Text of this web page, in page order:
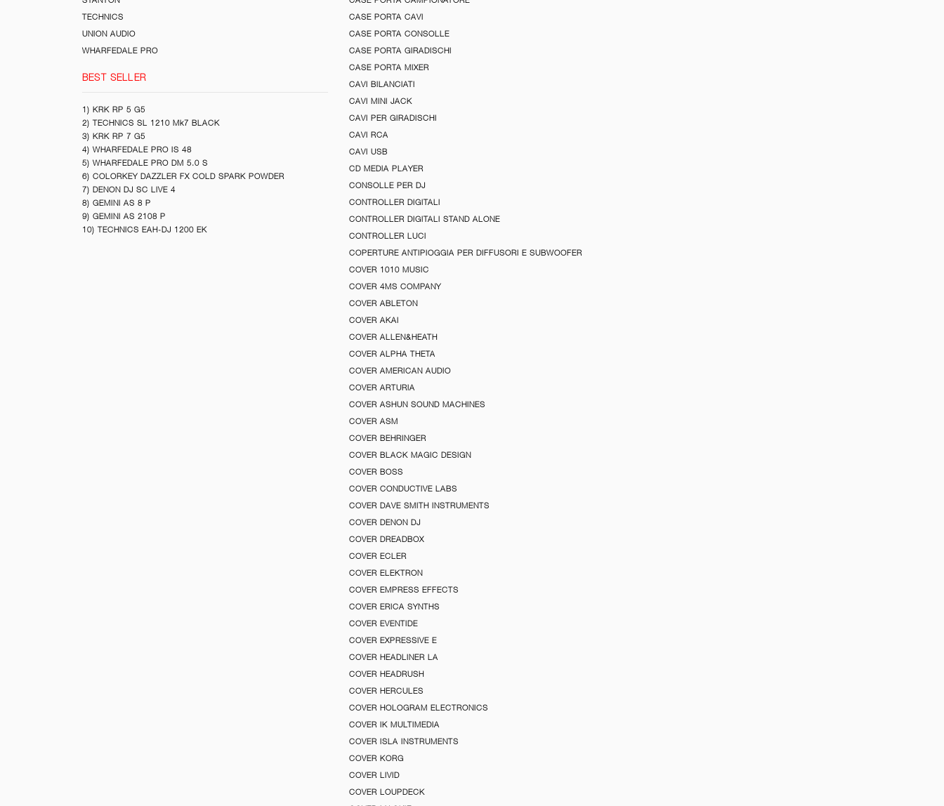
TECHNICS
UNION AUDIO
WHARFEDALE PRO
BEST SELLER
1) KRK RP 5 G5
2) TECHNICS SL 1210 Mk7 BLACK
3) KRK RP 7 G5
4) WHARFEDALE PRO IS 48
5) WHARFEDALE PRO DM 5.0 S
6) COLORKEY DAZZLER FX COLD SPARK POWDER
7) DENON DJ SC LIVE 4
8) GEMINI AS 8 P
9) GEMINI AS 2108 P
10) TECHNICS EAH-DJ 1200 EK
CASE PORTA CAVI
CASE PORTA CONSOLLE
CASE PORTA GIRADISCHI
CASE PORTA MIXER
CAVI BILANCIATI
CAVI MINI JACK
CAVI PER GIRADISCHI
CAVI RCA
CAVI USB
CD MEDIA PLAYER
CONSOLLE PER DJ
CONTROLLER DIGITALI
CONTROLLER DIGITALI STAND ALONE
CONTROLLER LUCI
COPERTURE ANTIPIOGGIA PER DIFFUSORI E SUBWOOFER
COVER 1010 MUSIC
COVER 4MS COMPANY
COVER ABLETON
COVER AKAI
COVER ALLEN&HEATH
COVER ALPHA THETA
COVER AMERICAN AUDIO
COVER ARTURIA
COVER ASHUN SOUND MACHINES
COVER ASM
COVER BEHRINGER
COVER BLACK MAGIC DESIGN
COVER BOSS
COVER CONDUCTIVE LABS
COVER DAVE SMITH INSTRUMENTS
COVER DENON DJ
COVER DREADBOX
COVER ECLER
COVER ELEKTRON
COVER EMPRESS EFFECTS
COVER ERICA SYNTHS
COVER EVENTIDE
COVER EXPRESSIVE E
COVER HEADLINER LA
COVER HEADRUSH
COVER HERCULES
COVER HOLOGRAM ELECTRONICS
COVER IK MULTIMEDIA
COVER ISLA INSTRUMENTS
COVER KORG
COVER LIVID
COVER LOUPDECK